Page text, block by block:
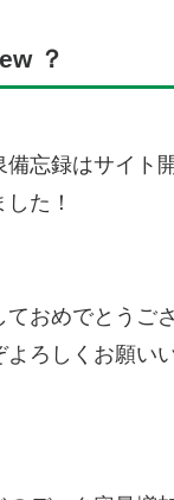
？
備忘録はサイト
た！
おめでとうご
ろしくお願い